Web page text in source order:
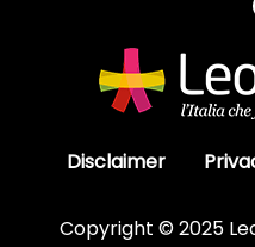
Disclaimer
Copyright © 2025